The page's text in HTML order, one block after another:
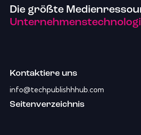
Die größte
Kontaktiere uns
info@techpublishhhub.com
Seitenverzeichnis